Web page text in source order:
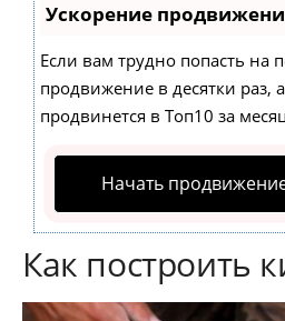
Ускорение
Если вам трудно попасть на
продвижение в десятки раз,
продвинется в Топ10 за
Начать
Как построить